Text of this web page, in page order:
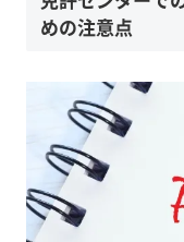
めの注意点